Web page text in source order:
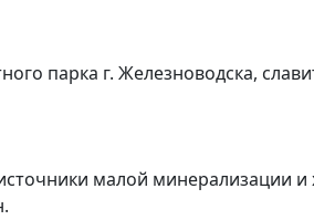
парка г. Железноводска,
малой минерализации